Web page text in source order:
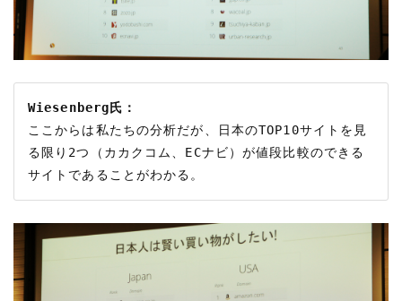
Wiesenberg氏：
ここからは私たちの分析だが、日本のTOP10サイトを見
る限り2つ（カカクコム、ECナビ）が値段比較のできる